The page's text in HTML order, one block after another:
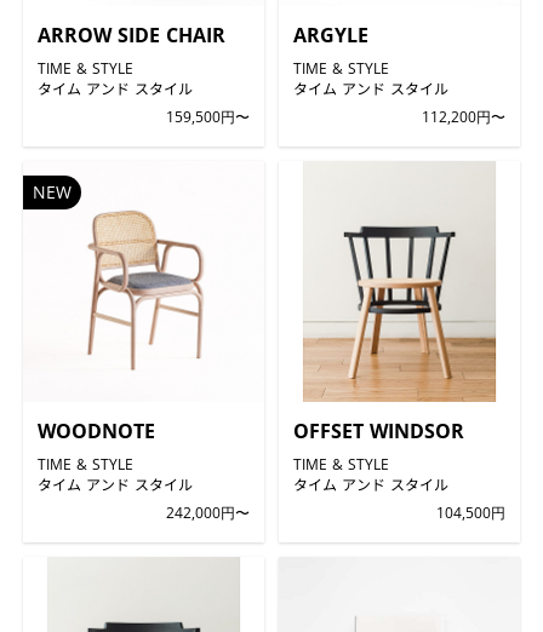
ARROW SIDE CHAIR
TIME & STYLE
タイム アンド スタイル
159,500円〜
ARGYLE
TIME & STYLE
タイム アンド スタイル
112,200円〜
WOODNOTE
TIME & STYLE
タイム アンド スタイル
242,000円〜
NEW
OFFSET WINDSOR
TIME & STYLE
タイム アンド スタイル
104,500円